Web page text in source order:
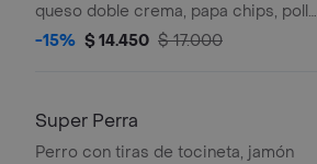
queso doble crema, papa chips, pollo
desmechado, huevos de codorniz,
-15% $ 14.450 $ 17.000
Super Perra
Perro con tiras de tocineta, jamón